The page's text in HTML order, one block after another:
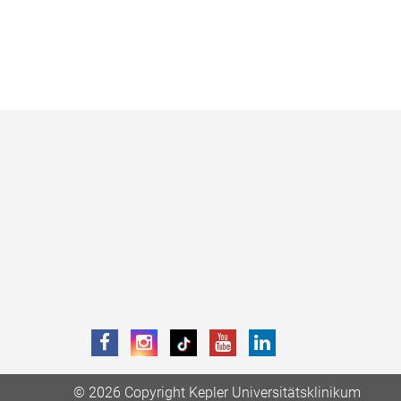
© 2026 Copyright Kepler Universitätsklinikum